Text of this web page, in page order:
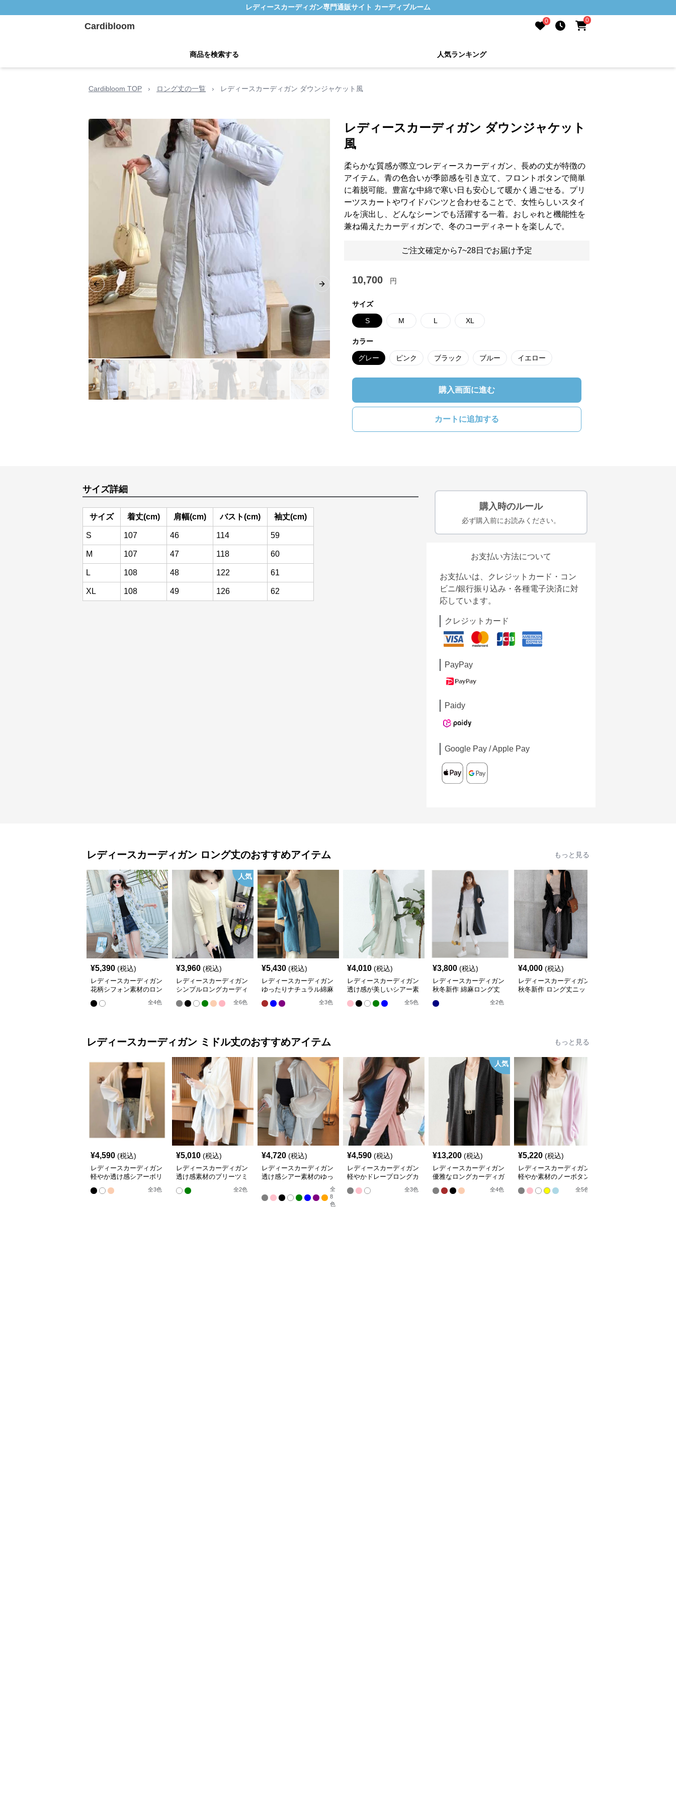
レディースカーディガン専門通販サイト カーディブルーム
Cardibloom 0 0
商品を検索する 人気ランキング
Cardibloom TOP › ロング丈の一覧 › レディースカーディガン ダウンジャケット風
Previous slide Next slide
レディースカーディガン ダウンジャケット
風
柔らかな質感が際立つレディースカーディガン、長めの丈が特徴の
アイテム。青の色合いが季節感を引き立て、フロントボタンで簡単
に着脱可能。豊富な中綿で寒い日も安心して暖かく過ごせる。プリ
ーツスカートやワイドパンツと合わせることで、女性らしいスタイ
ルを演出し、どんなシーンでも活躍する一着。おしゃれと機能性を
兼ね備えたカーディガンで、冬のコーディネートを楽しんで。
ご注文確定から7~28日でお届け予定
10,700 円
サイズ
S M L XL
カラー
グレー ピンク ブラック ブルー イエロー
購入画面に進む
カートに追加する
サイズ詳細
サイズ 着丈(cm) 肩幅(cm) バスト(cm) 袖丈(cm)
S 107 46 114 59
M 107 47 118 60
L 108 48 122 61
XL 108 49 126 62
購入時のルール
必ず購入前にお読みください。
お支払い方法について
お支払いは、クレジットカード・コン
ビニ/銀行振り込み・各種電子決済に対
応しています。
クレジットカード
PayPay
Paidy
Google Pay / Apple Pay
レディースカーディガン ロング丈のおすすめアイテム もっと見る
¥5,390 (税込)
レディースカーディガン
花柄シフォン素材のロン
全4色
人気
¥3,960 (税込)
レディースカーディガン
シンプルロングカーディ
全6色
¥5,430 (税込)
レディースカーディガン
ゆったりナチュラル綿麻
素材の羽織りロング丈カ
ーディガン
全3色
¥4,010 (税込)
レディースカーディガン
透け感が美しいシアー素
材のロング丈カーディガ
ン
全5色
¥3,800 (税込)
レディースカーディガン
秋冬新作 綿麻ロング丈
カーディガン 薄手羽織
り
全2色
¥4,000 (税込)
レディースカーディガン
秋冬新作 ロング丈ニッ
レディースカーディガン ミドル丈のおすすめアイテム もっと見る
¥4,590 (税込)
レディースカーディガン
軽やか透け感シアーボリ
ューム袖羽織りカーディ
ガン
全3色
¥5,010 (税込)
レディースカーディガン
透け感素材のプリーツミ
ドル丈羽織りカーディガ
ン
全2色
¥4,720 (税込)
レディースカーディガン
透け感シアー素材のゆっ
全
8
色
¥4,590 (税込)
レディースカーディガン
軽やかドレープロングカ
全3色
人気
¥13,200 (税込)
レディースカーディガン
優雅なロングカーディガ
全4色
¥5,220 (税込)
レディースカーディガン
軽やか素材のノーボタン
ゆったりシルエットカー
ディガン
全5色